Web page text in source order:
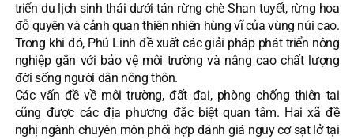
triển du lịch sinh thái dưới tán rừng chè Shan tuyết, rừng hoa
đỗ quyên và cảnh quan thiên nhiên hùng vĩ của vùng núi cao.
Trong khi đó, Phú Linh đề xuất các giải pháp phát triển nông
nghiệp gắn với bảo vệ môi trường và nâng cao chất lượng
đời sống người dân nông thôn.
Các vấn đề về môi trường, đất đai, phòng chống thiên tai
cũng được các địa phương đặc biệt quan tâm. Hai xã đề
nghị ngành chuyên môn phối hợp đánh giá nguy cơ sạt lở tại